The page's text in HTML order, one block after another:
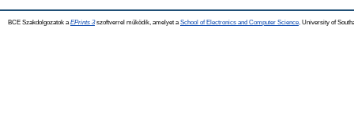
BCE Szakdolgozatok a EPrints 3szoftverrel működik, amelyet a School of Electronics and Computer Science, University of